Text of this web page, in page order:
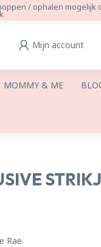
/ ophalen mogelijk
Mijn account
MOMMY & ME
Rae.